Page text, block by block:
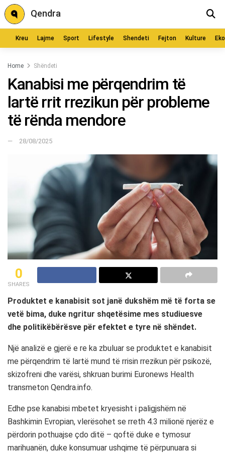
Qendra
Kreu Lajme Sport Lifestyle Shendeti Fejton Kulture
Home Shëndeti
Kanabisi me përqendrim të
lartë rrit rrezikun për probleme
të rënda mendore
28/08/2025
0
SHARES
Produktet e kanabisit sot janë dukshëm më të forta se
vetë bima, duke ngritur shqetësime mes studiuesve
dhe politikëbërësve për efektet e tyre në shëndet.
Një analizë e gjerë e re ka zbuluar se produktet e kanabisit
me përqendrim të lartë mund të rrisin rrezikun për psikozë,
skizofreni dhe varësi, shkruan burimi Euronews Health
transmeton Qendra.info.
Edhe pse kanabisi mbetet kryesisht i paligjshëm në
Bashkimin Evropian, vlerësohet se rreth 4.3 milionë njerëz e
përdorin pothuajse çdo ditë – qoftë duke e tymosur
marihuanën, duke konsumuar ushqime të përpunuara si